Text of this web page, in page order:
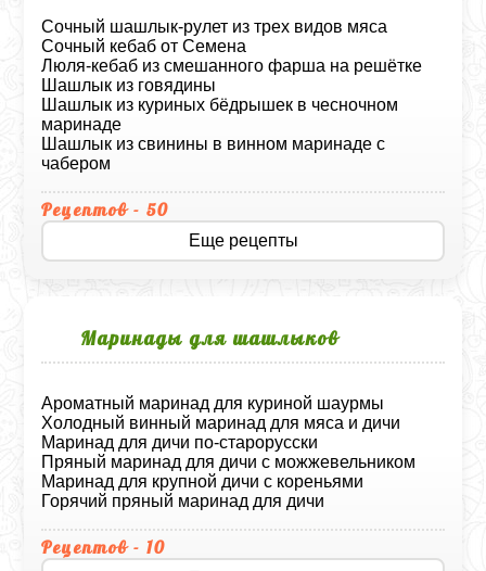
Сочный шашлык-рулет из трех видов мяса
Сочный кебаб от Семена
Люля-кебаб из смешанного фарша на решётке
Шашлык из говядины
Шашлык из куриных бёдрышек в чесночном
маринаде
Шашлык из свинины в винном маринаде с
чабером
Рецептов - 50
Еще рецепты
Маринады для шашлыков
Ароматный маринад для куриной шаурмы
Холодный винный маринад для мяса и дичи
Маринад для дичи по-старорусски
Пряный маринад для дичи с можжевельником
Маринад для крупной дичи с кореньями
Горячий пряный маринад для дичи
Рецептов - 10